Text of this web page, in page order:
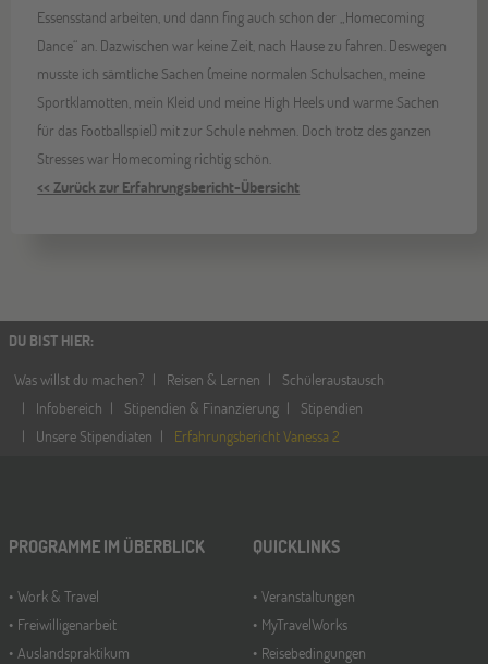
Essensstand arbeiten, und dann fing auch schon der „Homecoming
Dance“ an. Dazwischen war keine Zeit, nach Hause zu fahren. Deswegen
musste ich sämtliche Sachen (meine normalen Schulsachen, meine
Sportklamotten, mein Kleid und meine High Heels und warme Sachen
für das Footballspiel) mit zur Schule nehmen. Doch trotz des ganzen
Stresses war Homecoming richtig schön.
<< Zurück zur Erfahrungsbericht-Übersicht
DU BIST HIER:
Was willst du machen?
Reisen & Lernen
Schüleraustausch
Infobereich
Stipendien & Finanzierung
Stipendien
Unsere Stipendiaten
Erfahrungsbericht Vanessa 2
PROGRAMME IM ÜBERBLICK
Work & Travel
Freiwilligenarbeit
Auslandspraktikum
QUICKLINKS
Veranstaltungen
MyTravelWorks
Reisebedingungen